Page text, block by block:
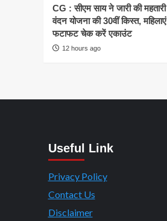
CG : सीएम साय ने जारी की महतारी
वंदन योजना की 30वीं किस्त, महिलाएं
फटाफट चेक करें एकाउंट
12 hours ago
Useful Link
Privacy Policy
Contact Us
Disclaimer